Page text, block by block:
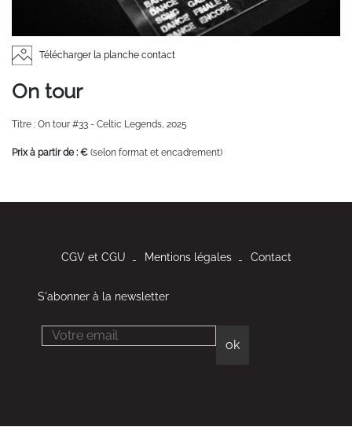
Télécharger la planche contact
On tour
Titre : On tour #33 - Celtic Legends, 2025
Prix à partir de : € (selon format et encadrement)
CGV et CGU Mentions légales Contact
S'abonner à la newsletter